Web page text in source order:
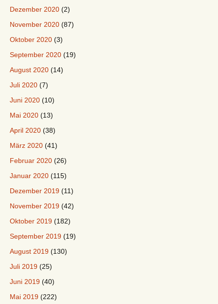
Dezember 2020 (2)
November 2020 (87)
Oktober 2020 (3)
September 2020 (19)
August 2020 (14)
Juli 2020 (7)
Juni 2020 (10)
Mai 2020 (13)
April 2020 (38)
März 2020 (41)
Februar 2020 (26)
Januar 2020 (115)
Dezember 2019 (11)
November 2019 (42)
Oktober 2019 (182)
September 2019 (19)
August 2019 (130)
Juli 2019 (25)
Juni 2019 (40)
Mai 2019 (222)